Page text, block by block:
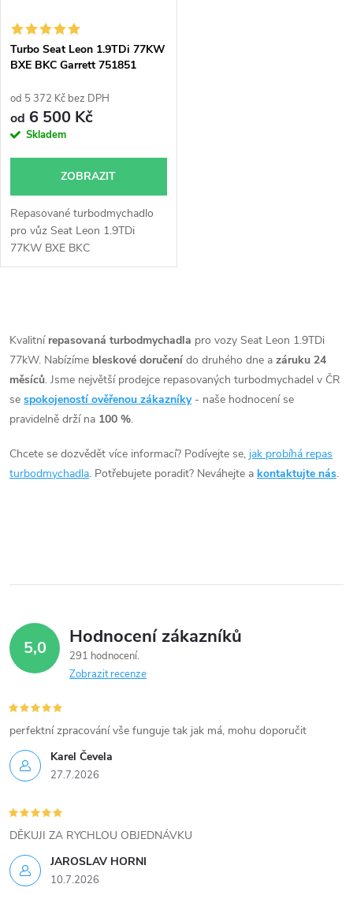
Turbo Seat Leon 1.9TDi 77KW
BXE BKC Garrett 751851
od 5 372 Kč bez DPH
od 6 500 Kč
Skladem
ZOBRAZIT
Repasované turbodmychadlo
pro vůz Seat Leon 1.9TDi
77KW BXE BKC
v
l
á
a
v
k
v
ý
p
i
s
u
Kvalitní repasovaná turbodmychadla pro vozy Seat Leon 1.9TDi
77kW. Nabízíme bleskové doručení do druhého dne a záruku 24
měsíců. Jsme největší prodejce repasovaných turbodmychadel v ČR
se spokojeností ověřenou zákazníky - naše hodnocení se
pravidelně drží na 100 %.
Chcete se dozvědět více informací? Podívejte se, jak probíhá repas
turbodmychadla. Potřebujete poradit? Neváhejte a kontaktujte nás.
5,0 Hodnocení zákazníků
291 hodnocení
Zobrazit recenze
Karel Čevela
27.7.2026
perfektní zpracování vše funguje tak jak má, mohu doporučit
JAROSLAV HORNI
10.7.2026
DĚKUJI ZA RYCHLOU OBJEDNÁVKU